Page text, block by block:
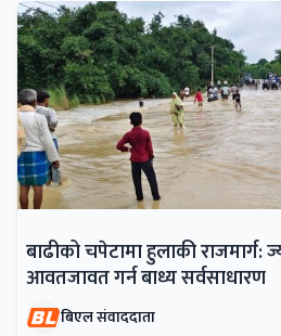
बाढीको चपेटामा हुलाकी राजमार्ग:
आवतजावत गर्न बाध्य सर्वसाधारण
बिएल संवाददाता